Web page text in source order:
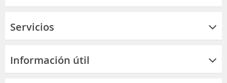
Servicios
Información útil